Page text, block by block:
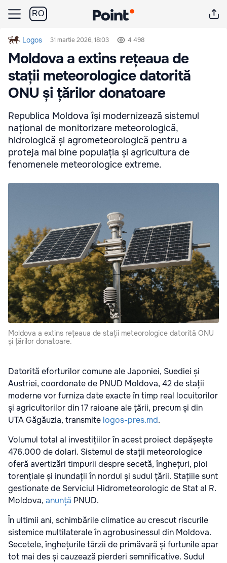
RO
Logos 31 martie 2026, 18:03 4 498
Moldova a extins rețeaua de
stații meteorologice datorită
ONU și țărilor donatoare
Republica Moldova își modernizează sistemul
național de monitorizare meteorologică,
hidrologică și agrometeorologică pentru a
proteja mai bine populația și agricultura de
fenomenele meteorologice extreme.
Moldova a extins rețeaua de stații meteorologice datorită ONU
și țărilor donatoare.
Datorită eforturilor comune ale Japoniei, Suediei și
Austriei, coordonate de PNUD Moldova, 42 de stații
moderne vor furniza date exacte în timp real locuitorilor
și agricultorilor din 17 raioane ale țării, precum și din
UTA Găgăuzia, transmite logos-pres.md.
Volumul total al investițiilor în acest proiect depășește
476.000 de dolari. Sistemul de stații meteorologice
oferă avertizări timpurii despre secetă, înghețuri, ploi
torențiale și inundații în nordul și sudul țării. Stațiile sunt
gestionate de Serviciul Hidrometeorologic de Stat al R.
Moldova, anunță PNUD.
În ultimii ani, schimbările climatice au crescut riscurile
sistemice multilaterale în agrobusinessul din Moldova.
Secetele, înghețurile târzii de primăvară și furtunile apar
tot mai des și cauzează pierderi semnificative. Sudul